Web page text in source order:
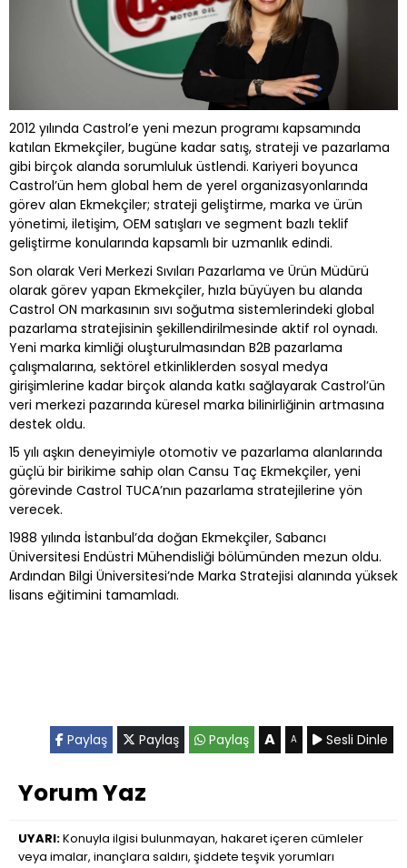
2012 yılında Castrol’e yeni mezun programı kapsamında
katılan Ekmekçiler, bugüne kadar satış, strateji ve pazarlama
gibi birçok alanda sorumluluk üstlendi. Kariyeri boyunca
Castrol’ün hem global hem de yerel organizasyonlarında
görev alan Ekmekçiler; strateji geliştirme, marka ve ürün
yönetimi, iletişim, OEM satışları ve segment bazlı teklif
geliştirme konularında kapsamlı bir uzmanlık edindi.
Son olarak Veri Merkezi Sıvıları Pazarlama ve Ürün Müdürü
olarak görev yapan Ekmekçiler, hızla büyüyen bu alanda
Castrol ON markasının sıvı soğutma sistemlerindeki global
pazarlama stratejisinin şekillendirilmesinde aktif rol oynadı.
Yeni marka kimliği oluşturulmasından B2B pazarlama
çalışmalarına, sektörel etkinliklerden sosyal medya
girişimlerine kadar birçok alanda katkı sağlayarak Castrol’ün
veri merkezi pazarında küresel marka bilinirliğinin artmasına
destek oldu.
15 yılı aşkın deneyimiyle otomotiv ve pazarlama alanlarında
güçlü bir birikime sahip olan Cansu Taç Ekmekçiler, yeni
görevinde Castrol TUCA’nın pazarlama stratejilerine yön
verecek.
1988 yılında İstanbul’da doğan Ekmekçiler, Sabancı
Üniversitesi Endüstri Mühendisliği bölümünden mezun oldu.
Ardından Bilgi Üniversitesi’nde Marka Stratejisi alanında yüksek
lisans eğitimini tamamladı.
Paylaş Paylaş Paylaş A A Sesli Dinle
Yorum Yaz
UYARI:Konuyla ilgisi bulunmayan, hakaret içeren cümleler
veya imalar, inançlara saldırı, şiddete teşvik yorumları